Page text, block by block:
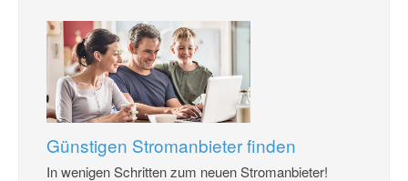
Günstigen Stromanbieter finden
In wenigen Schritten zum neuen Stromanbieter!